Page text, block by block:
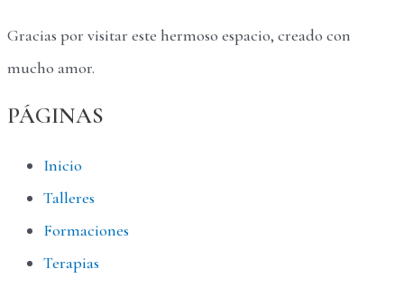
Gracias por visitar este hermoso espacio, creado con
mucho amor.
PÁGINAS
Inicio
Talleres
Formaciones
Terapias